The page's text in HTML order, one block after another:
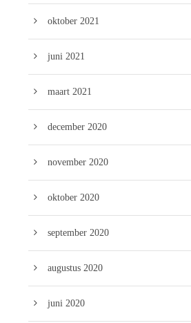
oktober 2021
juni 2021
maart 2021
december 2020
november 2020
oktober 2020
september 2020
augustus 2020
juni 2020